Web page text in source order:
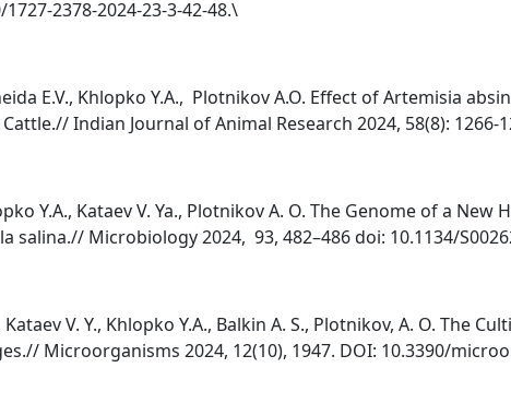
2378-2024-23-3-42-48.\
E.V., Khlopko Y.A., Plotnikov A.O. Effect of Artemisia
Indian Journal of Animal Research 2024, 58(8): 1266-
Y.A., Kataev V. Ya., Plotnikov A. O. The Genome of a
salina.// Microbiology 2024, 93, 482–486 doi: 10.1134/
Kataev V. Y., Khlopko Y.A., Balkin A. S., Plotnikov, A. O. The
Microorganisms 2024, 12(10), 1947. DOI: 10.3390/